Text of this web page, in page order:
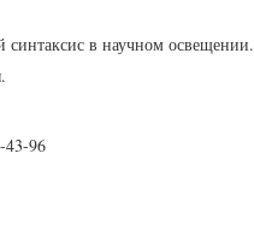
в научном
43-96